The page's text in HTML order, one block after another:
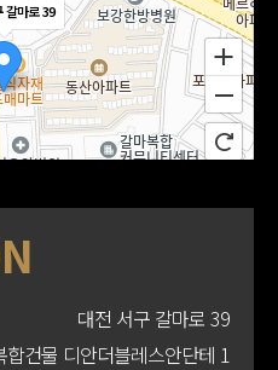
갈마로 39
대전 서구 갈마로 39
건물 디안더블레스안단테 1